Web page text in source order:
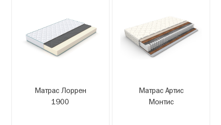
Матрас Лоррен
1900
Матрас Артис
Монтис